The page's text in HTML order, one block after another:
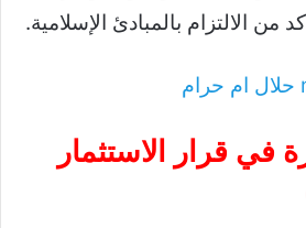
من الالتزام بالمبادئ الإسلامية.
في قرار الاستثمار